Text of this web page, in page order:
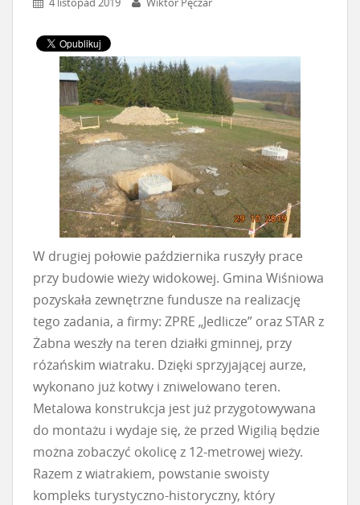
W drugiej połowie października ruszyły prace
przy budowie wieży widokowej. Gmina Wiśniowa
pozyskała zewnętrzne fundusze na realizację
tego zadania, a firmy: ZPRE „Jedlicze” oraz STAR z
Żabna weszły na teren działki gminnej, przy
różańskim wiatraku. Dzięki sprzyjającej aurze,
wykonano już kotwy i zniwelowano teren.
Metalowa konstrukcja jest już przygotowywana
do montażu i wydaje się, że przed Wigilią będzie
można zobaczyć okolicę z 12-metrowej wieży.
Razem z wiatrakiem, powstanie swoisty
kompleks turystyczno-historyczny, który